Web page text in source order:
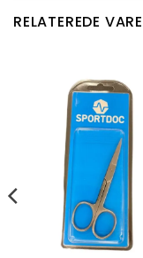
RELATEREDE